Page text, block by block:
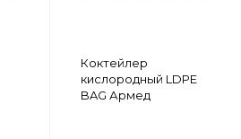
Коктейлер
кислородный LDPE
BAG Армед